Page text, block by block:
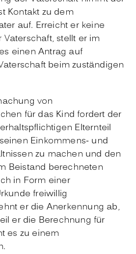
Kontakt zu dem
auf. Erreicht er keine
stellt er im
einen Antrag auf
beim zuständigen
von
für das Kind fordert der
Elternteil
Einkommens- und
zu machen und den
Beistand berechneten
in Form einer
freiwillig
er die Anerkennung ab,
er die Berechnung für
es zu einem